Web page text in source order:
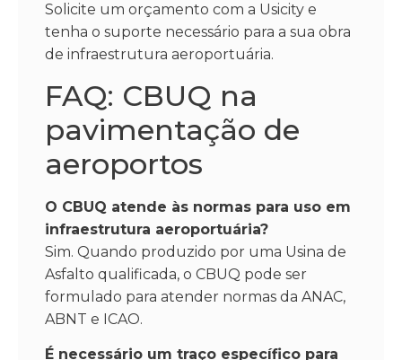
Solicite um orçamento com a Usicity e
tenha o suporte necessário para a sua obra
de infraestrutura aeroportuária.
FAQ: CBUQ na
pavimentação de
aeroportos
O CBUQ atende às normas para uso em
infraestrutura aeroportuária?
Sim. Quando produzido por uma Usina de
Asfalto qualificada, o CBUQ pode ser
formulado para atender normas da ANAC,
ABNT e ICAO.
É necessário um traço específico para